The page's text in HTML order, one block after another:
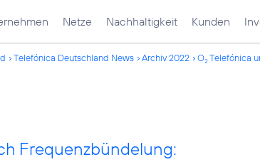
Netze Nachhaltigkeit Kunden
Telefónica Deutschland News Archiv 2022 O2Telefónica
Frequenzbündelung: